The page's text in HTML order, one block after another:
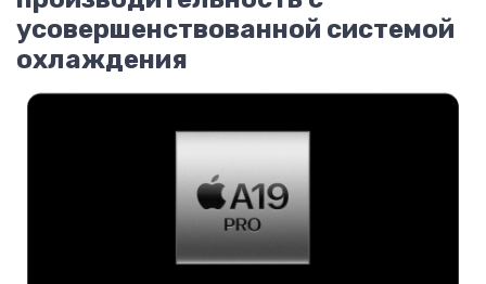
усовершенствованной системой
охлаждения